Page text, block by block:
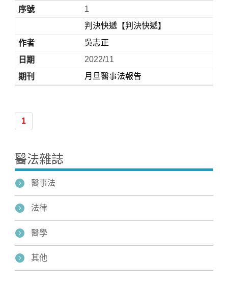
1
判決快遞【判決快遞】
吳志正
2022/11
月旦醫事法報告
1
醫法雜誌
醫事法
法律
醫學
其他